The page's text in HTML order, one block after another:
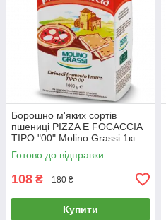
Борошно м'яких сортів
пшениці PIZZA E FOCACCIA
ТІРО "00" Molino Grassi 1кг
Готово до відправки
108 ₴ 180 ₴
Купити